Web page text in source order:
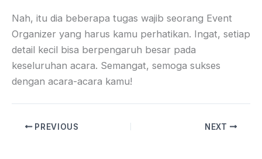
Nah, itu dia beberapa tugas wajib seorang Event
Organizer yang harus kamu perhatikan. Ingat, setiap
detail kecil bisa berpengaruh besar pada
keseluruhan acara. Semangat, semoga sukses
dengan acara-acara kamu!
PREVIOUS NEXT